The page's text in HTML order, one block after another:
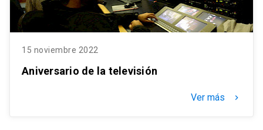
15 noviembre 2022
Aniversario de la televisión
Ver más keyboard_arrow_right